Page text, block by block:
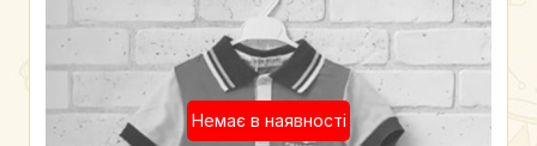
Немає в наявності